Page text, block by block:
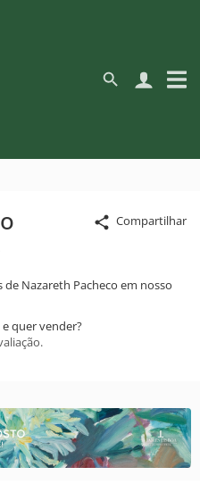
Compartilhar
Nazareth Pacheco em nosso
quer vender?